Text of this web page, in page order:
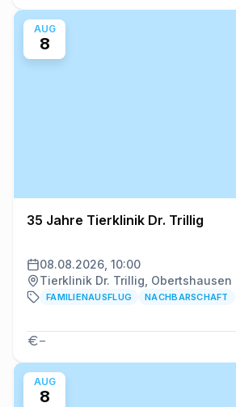
AUG
8
35 Jahre Tierklinik Dr. Trillig
08.08.2026, 10:00
Tierklinik Dr. Trillig, Obertshausen
FAMILIENAUSFLUG NACHBARSCHAFT
–
AUG
8